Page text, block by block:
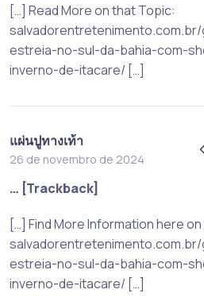
[…] Read More on that Topic:
estreia-no-sul-da-bahia-com-
inverno-de-itacare/ […]
แผ่นปูทางเท้า
26 de novembro de 2024
… [Trackback]
[…] Find More Information here
estreia-no-sul-da-bahia-com-
inverno-de-itacare/ […]